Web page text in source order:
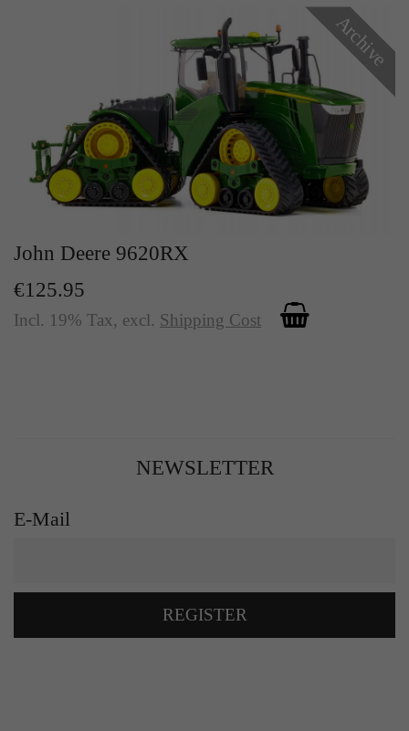
Archive
John Deere 9620RX
€125.95
Incl. 19% Tax, excl. Shipping Cost
NEWSLETTER
E-Mail
REGISTER